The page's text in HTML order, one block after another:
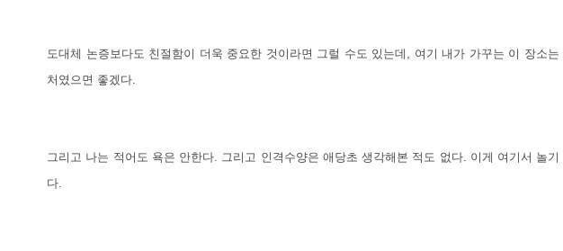
도대체 논증보다도 친절함이 더욱 중요한 것이라면 그럴 수도 있는데, 여기 내가 가꾸는 이 장소는
처였으면 좋겠다.
그리고 나는 적어도 욕은 안한다. 그리고 인격수양은 애당초 생각해본 적도 없다. 이게 여기서 놀
다.